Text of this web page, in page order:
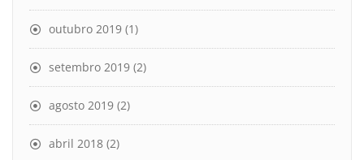
outubro 2019 (1)
setembro 2019 (2)
agosto 2019 (2)
abril 2018 (2)